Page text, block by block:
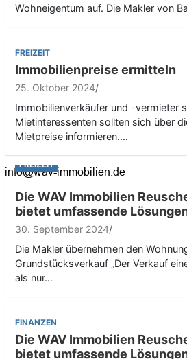
Wohneigentum auf. Die Makler von
FREIZEIT
Immobilienpreise ermitteln
25. Oktober 2024
Immobilienverkäufer und -vermieter
Mietinteressenten sollten sich über
Mietpreise informieren.…
FREIZEIT
Die WAV Immobilien
bietet umfassende
30. September 2024
Die Makler übernehmen den
Grundstücksverkauf „Der Verkauf
als nur…
FINANZEN
Die WAV Immobilien
bietet umfassende